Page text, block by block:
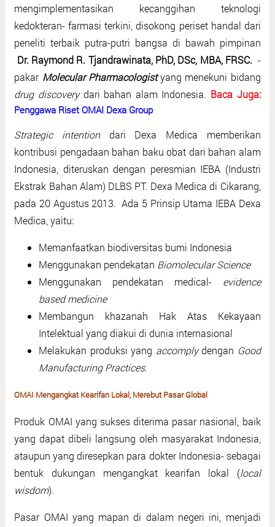
mengimplementasikan kecanggihan teknologi
kedokteran- farmasi terkini, disokong periset handal dari
peneliti terbaik putra-putri bangsa di bawah pimpinan
Dr. Raymond R. Tjandrawinata, PhD, DSc, MBA, FRSC. -
pakar Molecular Pharmacologistyang menekuni bidang
drug discoverydari bahan alam Indonesia. Baca Juga:
Penggawa Riset OMAI Dexa Group
Strategic intentiondari Dexa Medica memberikan
kontribusi pengadaan bahan baku obat dari bahan alam
Indonesia, diteruskan dengan peresmian IEBA (Industri
Ekstrak Bahan Alam) DLBS PT. Dexa Medica di Cikarang,
pada 20 Agustus 2013. Ada 5 Prinsip Utama IEBA Dexa
Medica, yaitu:
Memanfaatkan biodiversitas bumi Indonesia
Menggunakan pendekatan Biomolecular Science
Menggunakan pendekatan medical- evidence
based medicine
Membangun khazanah Hak Atas Kekayaan
Intelektual yang diakui di dunia internasional
Melakukan produksi yang accomplydengan Good
Manufacturing Practices.
OMAI Mengangkat Kearifan Lokal, Merebut Pasar Global
Produk OMAI yang sukses diterima pasar nasional, baik
yang dapat dibeli langsung oleh masyarakat Indonesia,
ataupun yang diresepkan para dokter Indonesia- sebagai
bentuk dukungan mengangkat kearifan lokal (local
wisdom).
Pasar OMAI yang mapan di dalam negeri ini, menjadi